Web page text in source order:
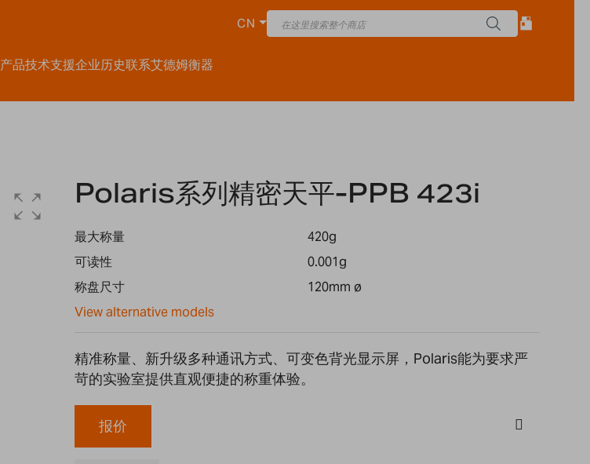
产品技术支援企业历史联系艾德姆衡器
CN
Polaris系列精密天平-PPB 423i
最大称量
420g
可读性
0.001g
称盘尺寸
120mm ø
View alternative models
精准称量、新升级多种通讯方式、可变色背光显示屏，Polaris能为要求严
苛的实验室提供直观便捷的称重体验。
报价